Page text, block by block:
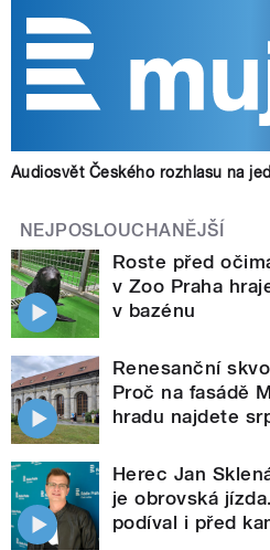
Audiosvět Českého rozhlasu na
NEJPOSLOUCHANĚJŠÍ
Roste před
v Zoo Praha
v bazénu
Renesanční
Proč na fasádě
hradu najdete
Herec Jan
je obrovská
podíval i před